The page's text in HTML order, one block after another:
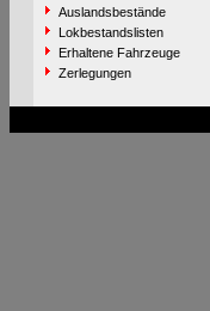
Auslandsbestände
Lokbestandslisten
Erhaltene Fahrzeuge
Zerlegungen